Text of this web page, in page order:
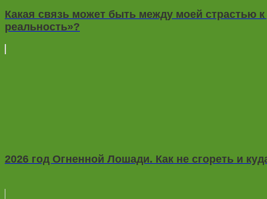
Какая связь может быть между моей страстью
реальность»?
2026 год Огненной Лошади. Как не сгореть и